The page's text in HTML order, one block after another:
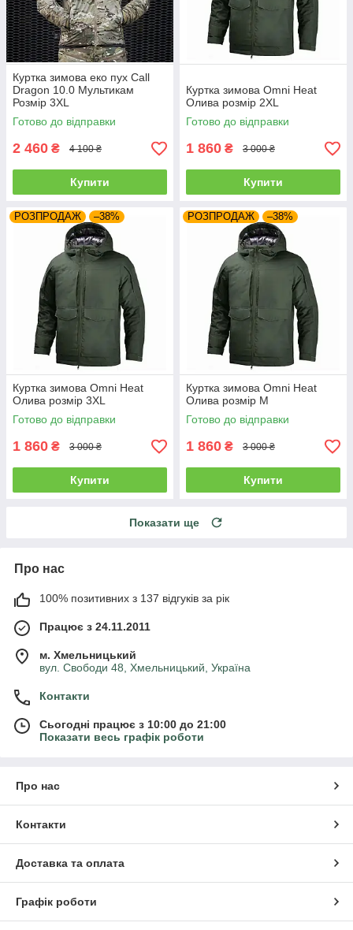
Куртка зимова еко пух Call
Dragon 10.0 Мультикам
Розмір 3XL
Готово до відправки
2 460 ₴ 4 100 ₴
Купити
Куртка зимова Omni Heat
Олива розмір 2XL
Готово до відправки
1 860 ₴ 3 000 ₴
Купити
РОЗПРОДАЖ –38%
Куртка зимова Omni Heat
Олива розмір 3XL
Готово до відправки
1 860 ₴ 3 000 ₴
Купити
РОЗПРОДАЖ –38%
Куртка зимова Omni Heat
Олива розмір M
Готово до відправки
1 860 ₴ 3 000 ₴
Купити
Показати ще
Про нас
100% позитивних з 137 відгуків за рік
Працює з 24.11.2011
м. Хмельницький
вул. Свободи 48, Хмельницький, Україна
Контакти
Сьогодні працює з 10:00 до 21:00
Показати весь графік роботи
Про нас
Контакти
Доставка та оплата
Графік роботи